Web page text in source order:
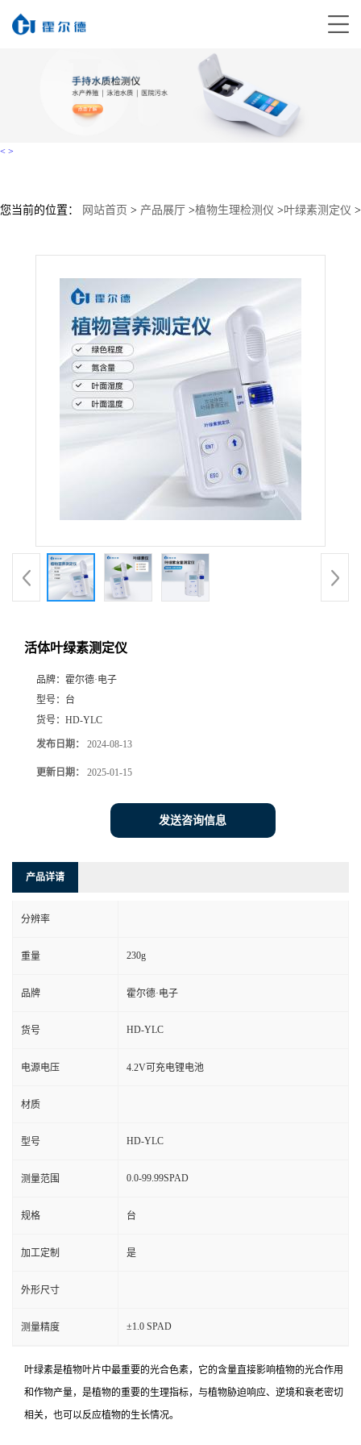
< >
您当前的位置： 网站首页 > 产品展厅 >植物生理检测仪 >叶绿素测定仪 >
活体叶绿素测定仪
品牌： 霍尔德·电子
型号： 台
货号： HD-YLC
发布日期： 2024-08-13
更新日期： 2025-01-15
发送咨询信息
产品详请
分辨率
重量 230g
品牌 霍尔德·电子
货号 HD-YLC
电源电压 4.2V可充电锂电池
材质
型号 HD-YLC
测量范围 0.0-99.99SPAD
规格 台
加工定制 是
外形尺寸
测量精度 ±1.0 SPAD
叶绿素是植物叶片中最重要的光合色素，它的含量直接影响植物的光合作用
和作物产量，是植物的重要的生理指标，与植物胁迫响应、逆境和衰老密切
相关，也可以反应植物的生长情况。